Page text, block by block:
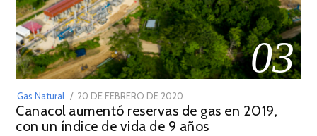
03
Gas Natural
POSTED
ON
20 DE FEBRERO DE 2020
DE
JULIO
Canacol aumentó reservas de gas en 2019,
con un índice de vida de 9 años